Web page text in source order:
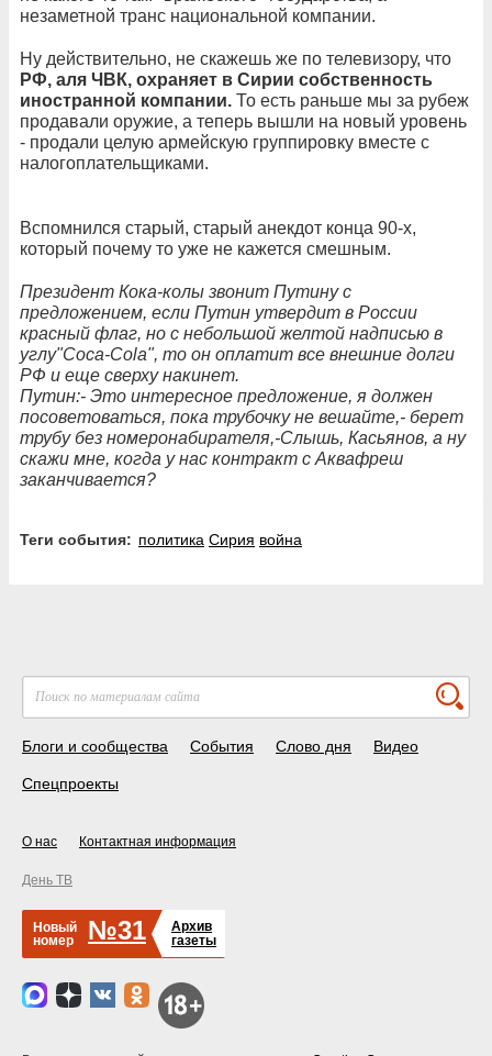
незаметной транс национальной компании.
Ну действительно, не скажешь же по телевизору, что
РФ, аля ЧВК, охраняет в Сирии собственность
иностранной компании. То есть раньше мы за рубеж
продавали оружие, а теперь вышли на новый уровень
- продали целую армейскую группировку вместе с
налогоплательщиками.
Вспомнился старый, старый анекдот конца 90-х,
который почему то уже не кажется смешным.
Президент Кока-колы звонит Путину с
предложением, если Путин утвердит в России
красный флаг, но с небольшой желтой надписью в
углу"Соса-Соla", то он оплатит все внешние долги
РФ и еще сверху накинет.
Путин:- Это интересное предложение, я должен
посоветоваться, пока трубочку не вешайте,- берет
трубу без номеронабирателя,-Слышь, Касьянов, а ну
скажи мне, когда у нас контракт с Аквафреш
заканчивается?
Теги события: политика Сирия война
Блоги и сообщества События Слово дня Видео
Спецпроекты
О нас Контактная информация
День ТВ
Новый
номер
№31
Архив
газеты